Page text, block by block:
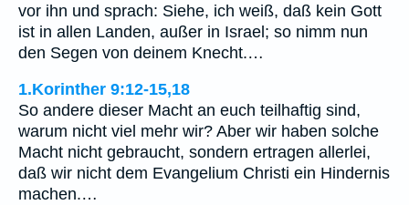
vor ihn und sprach: Siehe, ich weiß, daß kein Gott
ist in allen Landen, außer in Israel; so nimm nun
den Segen von deinem Knecht.…
1.Korinther 9:12-15,18
So andere dieser Macht an euch teilhaftig sind,
warum nicht viel mehr wir? Aber wir haben solche
Macht nicht gebraucht, sondern ertragen allerlei,
daß wir nicht dem Evangelium Christi ein Hindernis
machen.…